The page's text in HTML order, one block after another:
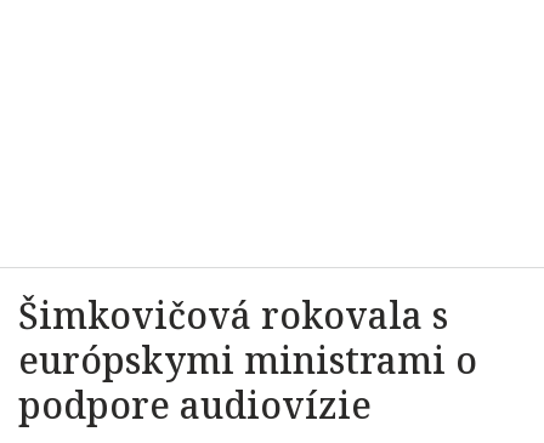
Šimkovičová rokovala s
európskymi ministrami o
podpore audiovízie